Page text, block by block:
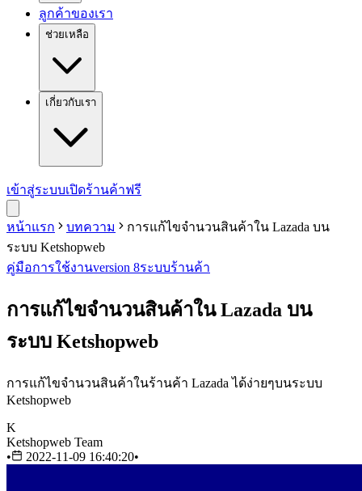
ลูกค้าของเรา
ช่วยเหลือ
เกี่ยวกับเรา
เข้าสู่ระบบเปิดร้านค้าฟรี
หน้าแรก บทความ
การแก้ไขจำนวนสินค้าใน Lazada บน
ระบบ Ketshopweb
คู่มือการใช้งานversion 8ระบบร้านค้า
การแก้ไขจำนวนสินค้าใน Lazada บน
ระบบ Ketshopweb
การแก้ไขจำนวนสินค้าในร้านค้า Lazada ได้ง่ายๆบนระบบ
Ketshopweb
K
Ketshopweb Team
•
2022-11-09 16:40:20•